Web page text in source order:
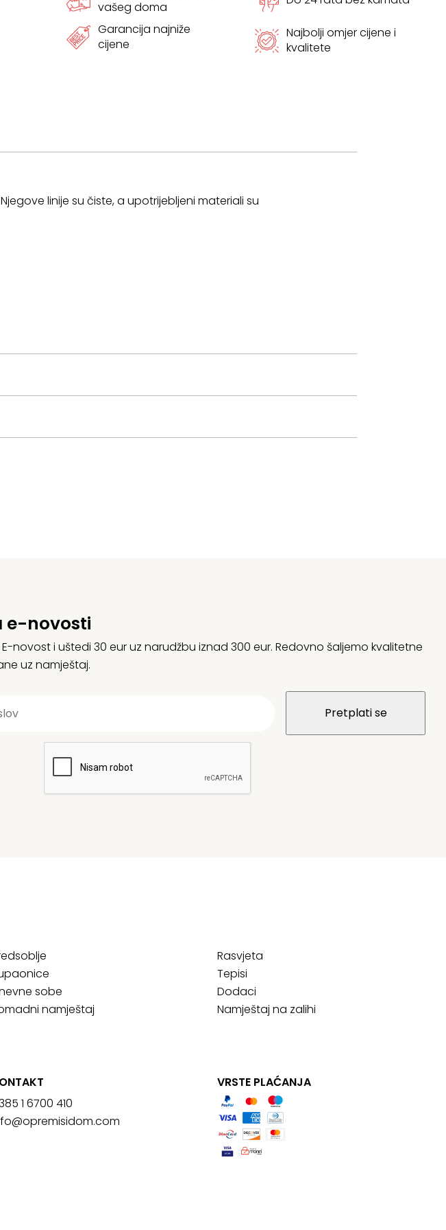
cm
vašeg doma
Garancija najniže
cijene
Najbolji omjer cijene i
kvalitete
linije su čiste, a upotrijebljeni materiali su
e-novosti
E-novost i uštedi 30 eur uz narudžbu iznad 300 eur. Redovno šaljemo kvalitetne
uz namještaj.
sobe
namještaj
Rasvjeta
Tepisi
Dodaci
Namještaj na zalihi
1 6700 410
VRSTE PLAĆANJA